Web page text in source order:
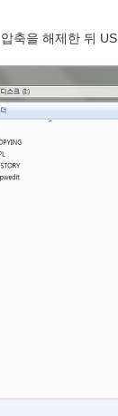
축을 해제한 뒤